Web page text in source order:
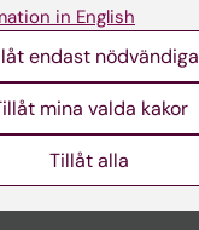
in English
endast nödvändiga
mina valda kakor
Tillåt alla